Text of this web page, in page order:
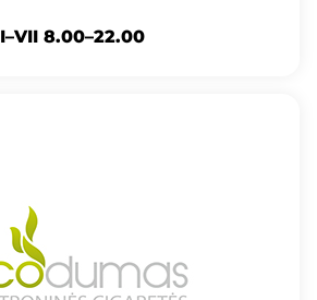
I–VII 8.00–22.00